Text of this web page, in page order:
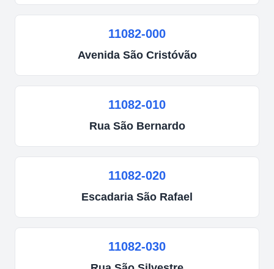
11082-000
Avenida São Cristóvão
11082-010
Rua São Bernardo
11082-020
Escadaria São Rafael
11082-030